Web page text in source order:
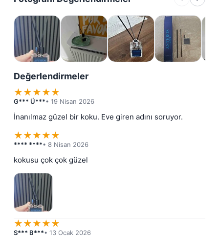
Değerlendirmeler
★★★★★
G*** Ü***• 19 Nisan 2026
İnanılmaz güzel bir koku. Eve giren adını soruyor.
★★★★★
**** ****• 8 Nisan 2026
kokusu çok çok güzel
★★★★★
S*** B***• 13 Ocak 2026